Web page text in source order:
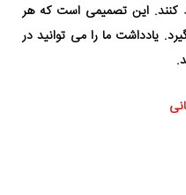
کنند. این تصمیمی است که هر
یادداشت ما را می توانید در